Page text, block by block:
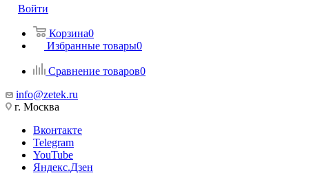
Войти
Корзина0
Избранные товары0
Сравнение товаров0
info@zetek.ru
г. Москва
Вконтакте
Telegram
YouTube
Яндекс.Дзен